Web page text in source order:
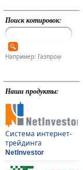
Поиск котировок:
Например: Газпром
Наши продукты:
Система интернет-
трейдинга
NetInvestor